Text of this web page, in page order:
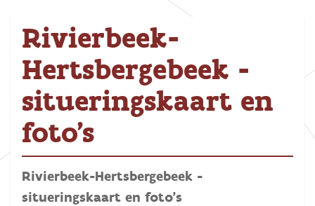
Rivierbeek-
Hertsbergebeek -
situeringskaart en
foto's
Rivierbeek-Hertsbergebeek -
situeringskaart en foto's